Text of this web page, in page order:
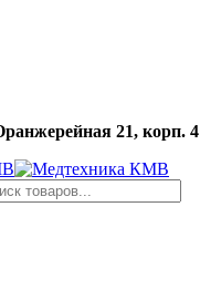
21, корп. 4